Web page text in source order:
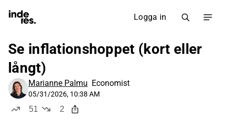
Logga in
Se inflationshoppet (kort eller
långt)
Marianne Palmu Economist
05/31/2026, 10:38 AM
51
2